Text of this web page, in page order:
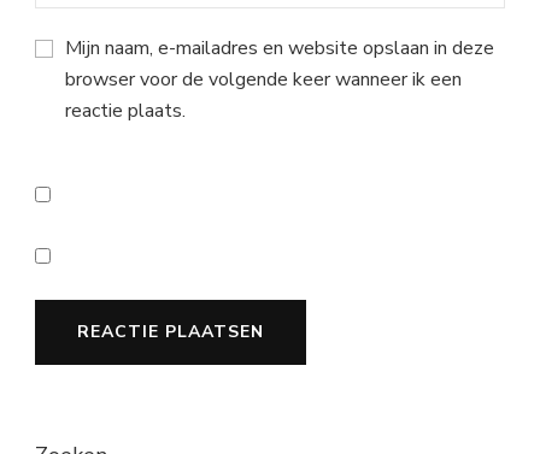
Mijn naam, e-mailadres en website opslaan in deze
browser voor de volgende keer wanneer ik een
reactie plaats.